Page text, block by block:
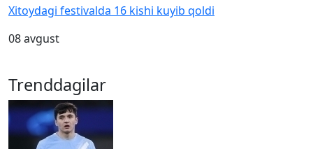
Xitoydagi festivalda 16 kishi kuyib qoldi
08 avgust
Trenddagilar